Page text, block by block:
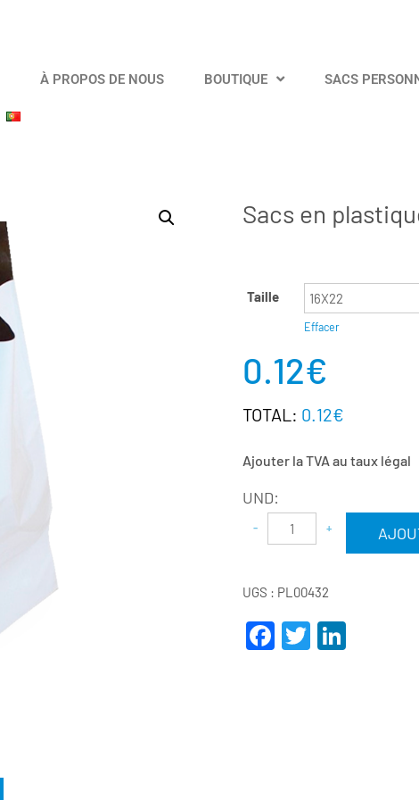
À PROPOS DE NOUS BOUTIQUE SACS
Sacs en
Taille
Effacer
UND:
0.12€
TOTAL: 0.12€
Ajouter la TVA au taux légal
UGS : PL00432
Facebook
Twitter